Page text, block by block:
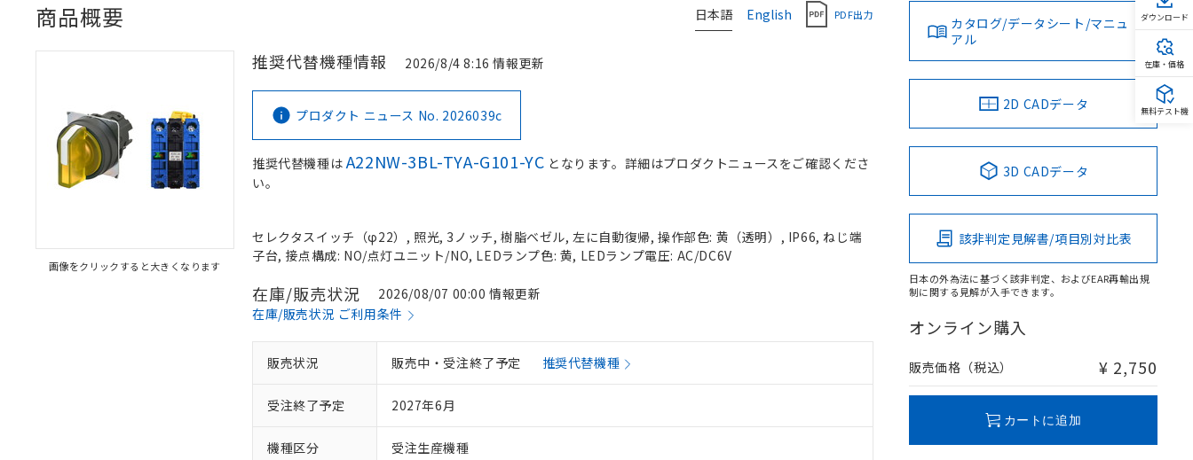
日本語 English PDF出力
商品概要
画像をクリックすると大きくなります
推奨代替機種情報 2026/8/4 8:16 情報更新
プロダクト ニュース No. 2026039c
推奨代替機種はA22NW-3BL-TYA-G101-YC となります。詳細はプロダクトニュースをご確認くださ
い。
セレクタスイッチ（φ22）, 照光, 3ノッチ, 樹脂ベゼル, 左に自動復帰, 操作部色: 黄（透明）, IP66, ねじ端
子台, 接点構成: NO/点灯ユニット/NO, LEDランプ色: 黄, LEDランプ電圧: AC/DC6V
在庫/販売状況
2026/08/07 00:00 情報更新
在庫/販売状況 ご利用条件
販売状況 販売中・受注終了予定 推奨代替機種
受注終了予定 2027年6月
機種区分 受注生産機種
カタログ/データシート/マニュ
アル
2D CADデータ
3D CADデータ
該非判定見解書/項目別対比表
日本の外為法に基づく該非判定、およびEAR再輸出規
制に関する見解が入手できます。
オンライン購入
販売価格（税込） ¥ 2,750
カートに追加
ダウンロード
在庫・価格
無料テスト機